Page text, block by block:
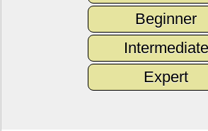
Beginner
Intermediate
Expert